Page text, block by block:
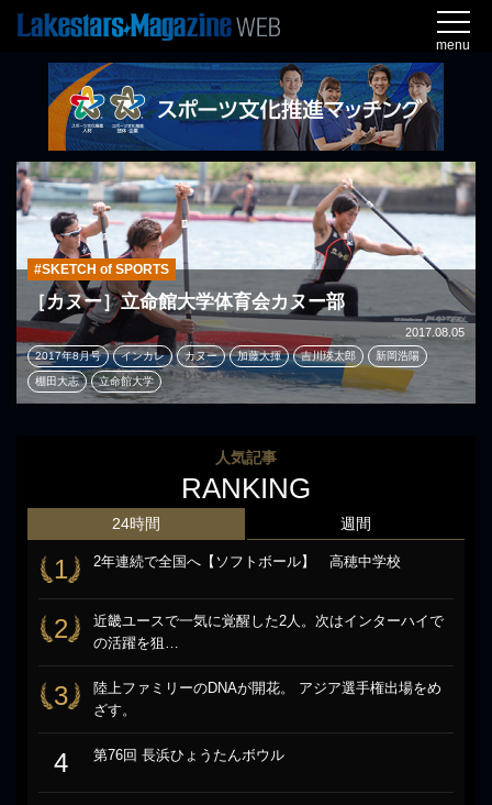
menu
#SKETCH of SPORTS
［カヌー］立命館大学体育会カヌー部
2017.08.05
2017年8月号 インカレ カヌー 加藤大揮 吉川瑛太郎 新岡浩陽
棚田大志 立命館大学
人気記事
RANKING
24時間
1 2年連続で全国へ【ソフトボール】 高穂中学校
2
近畿ユースで一気に覚醒した2人。次はインターハイで
の活躍を狙…
3
陸上ファミリーのDNAが開花。 アジア選手権出場をめ
ざす。
4 第76回 長浜ひょうたんボウル
週間